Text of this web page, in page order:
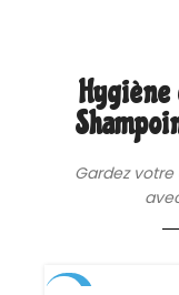
Hygiène
Gardez